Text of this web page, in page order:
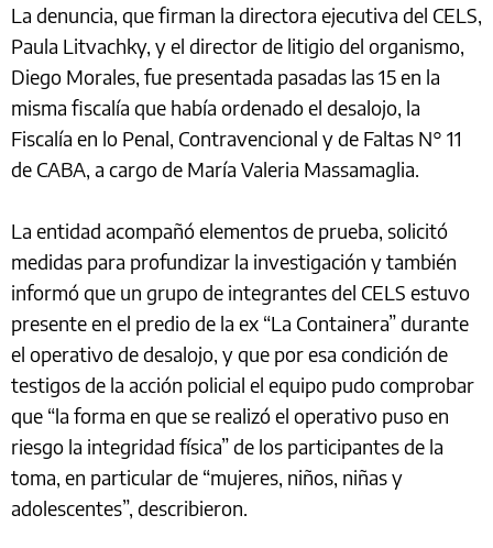
La denuncia, que firman la directora ejecutiva del CELS,
Paula Litvachky, y el director de litigio del organismo,
Diego Morales, fue presentada pasadas las 15 en la
misma fiscalía que había ordenado el desalojo, la
Fiscalía en lo Penal, Contravencional y de Faltas N° 11
de CABA, a cargo de María Valeria Massamaglia.
La entidad acompañó elementos de prueba, solicitó
medidas para profundizar la investigación y también
informó que un grupo de integrantes del CELS estuvo
presente en el predio de la ex “La Containera” durante
el operativo de desalojo, y que por esa condición de
testigos de la acción policial el equipo pudo comprobar
que “la forma en que se realizó el operativo puso en
riesgo la integridad física” de los participantes de la
toma, en particular de “mujeres, niños, niñas y
adolescentes”, describieron.